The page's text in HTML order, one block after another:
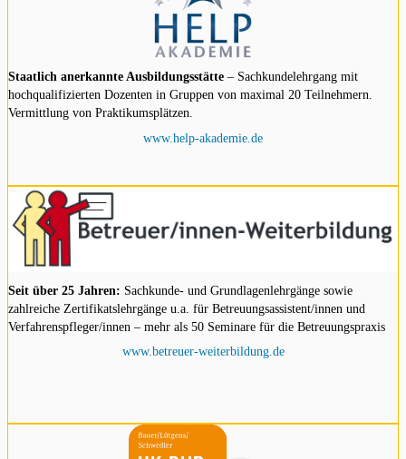
Staatlich anerkannte Ausbildungsstätte – Sachkundelehrgang mit
hochqualifizierten Dozenten in Gruppen von maximal 20 Teilnehmern.
Vermittlung von Praktikumsplätzen.
www.help-akademie.de
Seit über 25 Jahren: Sachkunde- und Grundlagenlehrgänge sowie
zahlreiche Zertifikatslehrgänge u.a. für Betreuungsassistent/innen und
Verfahrenspfleger/innen – mehr als 50 Seminare für die Betreuungspraxis
www.betreuer-weiterbildung.de